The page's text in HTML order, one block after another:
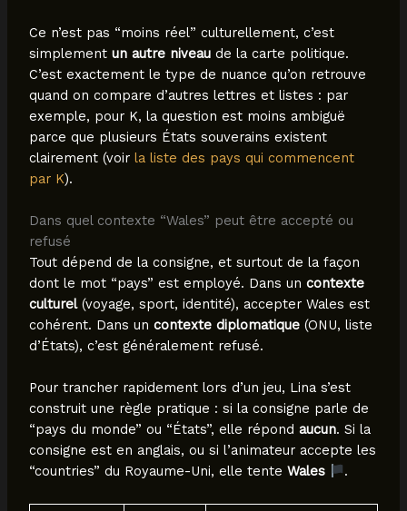
Ce n’est pas “moins réel” culturellement, c’est
simplement un autre niveaude la carte politique.
C’est exactement le type de nuance qu’on retrouve
quand on compare d’autres lettres et listes : par
exemple, pour K, la question est moins ambiguë
parce que plusieurs États souverains existent
clairement (voir la liste des pays qui commencent
par K).
Dans quel contexte “Wales” peut être accepté ou
refusé
Tout dépend de la consigne, et surtout de la façon
dont le mot “pays” est employé. Dans un contexte
culturel(voyage, sport, identité), accepter Wales est
cohérent. Dans un contexte diplomatique(ONU, liste
d’États), c’est généralement refusé.
Pour trancher rapidement lors d’un jeu, Lina s’est
construit une règle pratique : si la consigne parle de
“pays du monde” ou “États”, elle répond aucun. Si la
consigne est en anglais, ou si l’animateur accepte les
“countries” du Royaume-Uni, elle tente Wales .